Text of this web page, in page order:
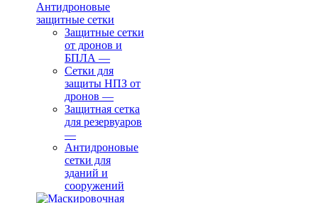
Антидроновые
защитные сетки
Защитные сетки
от дронов и
БПЛА —
Сетки для
защиты НПЗ от
дронов —
Защитная сетка
для резервуаров
—
Антидроновые
сетки для
зданий и
сооружений